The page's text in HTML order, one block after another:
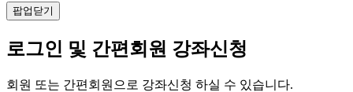
팝업닫기
로그인 및 간편회원 강좌신청
회원 또는 간편회원으로 강좌신청 하실 수 있습니다.